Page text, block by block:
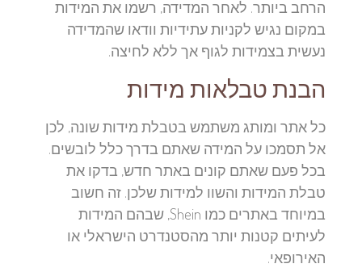
הרחב ביותר. לאחר המדידה, רשמו את המידות
במקום נגיש לקניות עתידיות וודאו שהמדידה
נעשית בצמידות לגוף אך ללא לחיצה.
הבנת טבלאות מידות
כל אתר ומותג משתמש בטבלת מידות שונה, לכן
אל תסמכו על המידה שאתם בדרך כלל לובשים.
בכל פעם שאתם קונים באתר חדש, בדקו את
טבלת המידות והשוו למידות שלכן. זה חשוב
במיוחד באתרים כמו Shein, שבהם המידות
לעיתים קטנות יותר מהסטנדרט הישראלי או
האירופאי.